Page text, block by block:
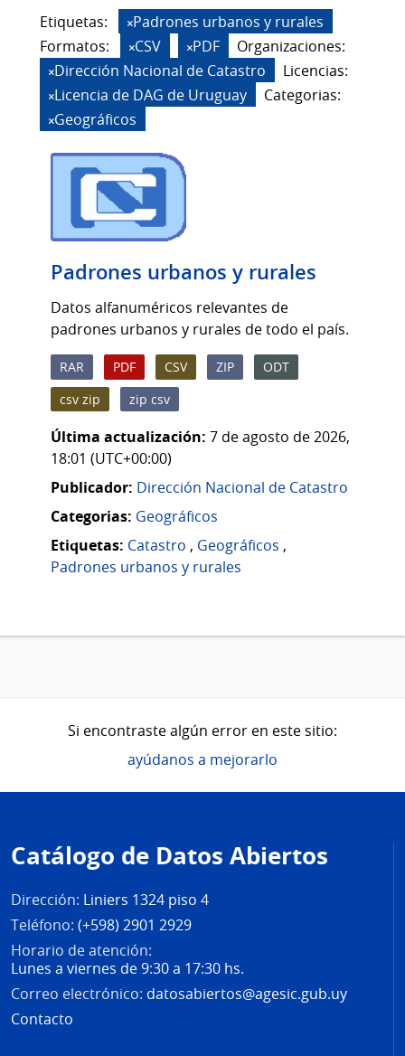
Etiquetas:
Padrones urbanos y rurales
Formatos:
CSV PDF
Organizaciones:
Dirección Nacional de Catastro
Licencias:
Licencia de DAG de Uruguay
Categorias:
Geográficos
Padrones urbanos y rurales
Datos alfanuméricos relevantes de
padrones urbanos y rurales de todo el país.
RAR PDF CSV ZIP
ODT
csv zip
zip csv
Última actualización: 7 de agosto de 2026,
18:01 (UTC+00:00)
Publicador: Dirección Nacional de Catastro
Categorias: Geográficos
Etiquetas: Catastro , Geográficos ,
Padrones urbanos y rurales
Si encontraste algún error en este sitio:
ayúdanos a mejorarlo
de
página
Catálogo de Datos Abiertos
Dirección: Liniers 1324 piso 4
Teléfono: (+598) 2901 2929
Horario de atención:
Lunes a viernes de 9:30 a 17:30 hs.
Correo electrónico: datosabiertos@agesic.gub.uy
Contacto